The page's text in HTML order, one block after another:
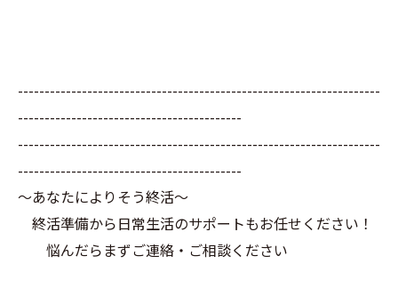
--------------------------------------------------------------------
------------------------------------------
--------------------------------------------------------------------
------------------------------------------
～あなたによりそう終活～
終活準備から日常生活のサポートもお任せください！
悩んだらまずご連絡・ご相談ください